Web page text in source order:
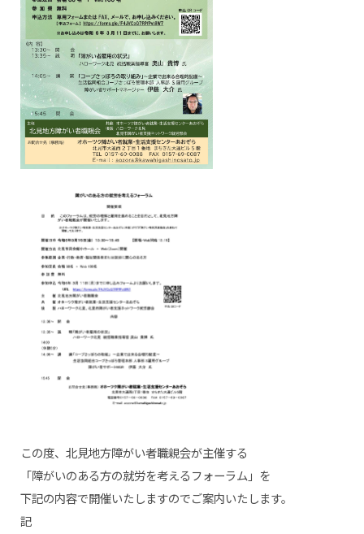
この度、北見地方障がい者職親会が主催する
「障がいのある方の就労を考えるフォーラム」を
下記の内容で開催いたしますのでご案内いたします。
記